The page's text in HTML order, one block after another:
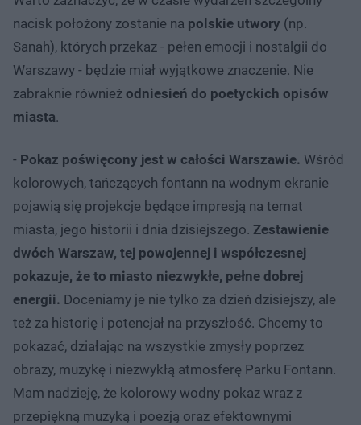
nacisk położony zostanie na polskie utwory (np.
Sanah), których przekaz - pełen emocji i nostalgii do
Warszawy - będzie miał wyjątkowe znaczenie. Nie
zabraknie również odniesień do poetyckich opisów
miasta.
- Pokaz poświęcony jest w całości Warszawie. Wśród
kolorowych, tańczących fontann na wodnym ekranie
pojawią się projekcje będące impresją na temat
miasta, jego historii i dnia dzisiejszego. Zestawienie
dwóch Warszaw, tej powojennej i współczesnej
pokazuje, że to miasto niezwykłe, pełne dobrej
energii. Doceniamy je nie tylko za dzień dzisiejszy, ale
też za historię i potencjał na przyszłość. Chcemy to
pokazać, działając na wszystkie zmysły poprzez
obrazy, muzykę i niezwykłą atmosferę Parku Fontann.
Mam nadzieję, że kolorowy wodny pokaz wraz z
przepiękną muzyką i poezją oraz efektownymi